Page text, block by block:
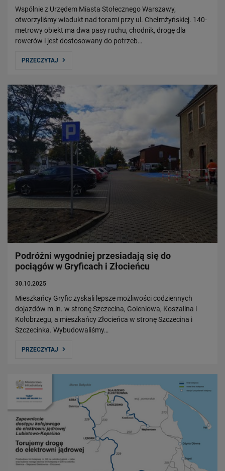
Wspólnie z Urzędem Miasta Stołecznego Warszawy,
otworzyliśmy wiadukt nad torami przy ul. Chełmżyńskiej. 140-
metrowy obiekt ma dwa pasy ruchu, chodnik, drogę dla
rowerów i jest dostosowany do potrzeb…
PRZECZYTAJ
Podróżni wygodniej przesiadają się do
pociągów w Gryficach i Złocieńcu
30.10.2025
Mieszkańcy Gryfic zyskali lepsze możliwości codziennych
dojazdów m.in. w stronę Szczecina, Goleniowa, Koszalina i
Kołobrzegu, a mieszkańcy Złocieńca w stronę Szczecina i
Szczecinka. Wybudowaliśmy…
PRZECZYTAJ